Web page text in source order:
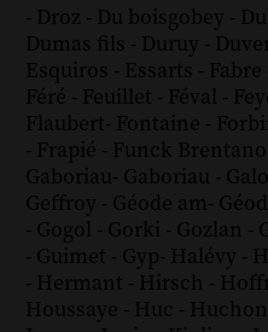
- Droz - Du boisgobey -
Dumas fils - Duruy -
Esquiros - Essarts - Fabre
Féré - Feuillet - Féval -
Flaubert- Fontaine -
- Frapié - Funck Brentano
Gaboriau- Gaboriau -
Geffroy - Géode am-
- Gogol - Gorki - Gozlan -
- Guimet - Gyp- Halévy -
- Hermant - Hirsch -
Houssaye - Huc - Huchon